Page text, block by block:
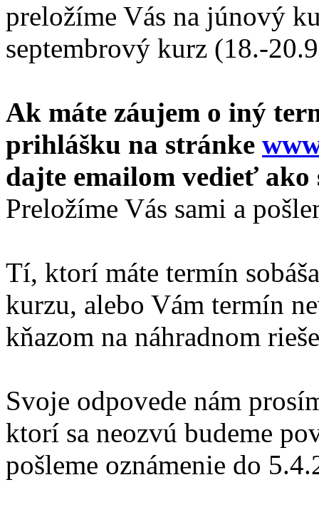
preložíme Vás na júnový
septembrový kurz (18.-
Ak máte záujem o iný
prihlášku na stránke
dajte emailom vedieť
Preložíme Vás sami a
Tí, ktorí máte termín
kurzu, alebo Vám termín
kňazom na náhradnom
Svoje odpovede nám
ktorí sa neozvú budeme
pošleme oznámenie do